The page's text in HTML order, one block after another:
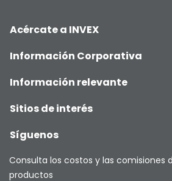
Acércate a INVEX
Información Corporativa
Información relevante
Sitios de interés
Síguenos
Consulta los costos y las comisiones
productos